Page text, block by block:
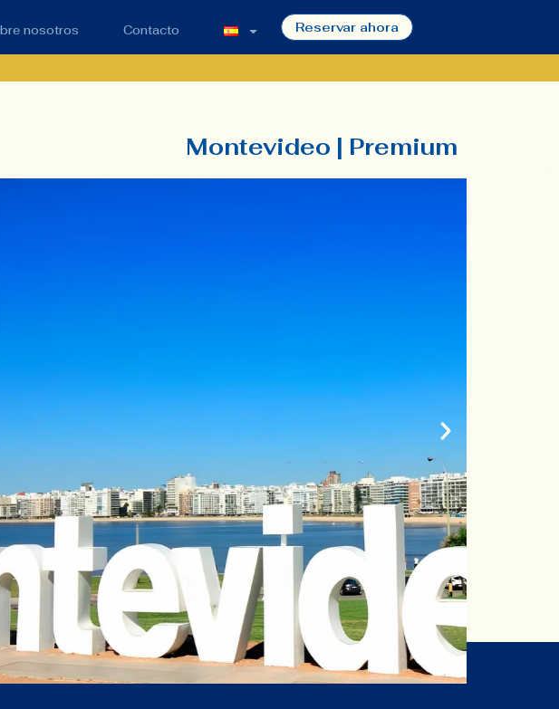
nosotros Contacto Reservar ahora
Montevideo | Premium